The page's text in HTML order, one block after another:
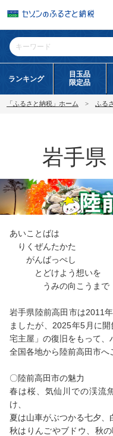
ランキング
目玉品
限定品
「ふるさと納税」ホーム ふる
岩手県
あいことばは
りくぜんたかた
がんばっぺし
とどけよう想いを
うみの向こうまで
岩手県陸前高田市は2011
ましたが、2025年5月に
宅主屋」の復旧をもって、
全国各地から陸前高田市へ
〇陸前高田市の魅力
春は桜、気仙川での渓流
け、
夏は山車がぶつかる七夕、
秋はりんごやブドウ、秋